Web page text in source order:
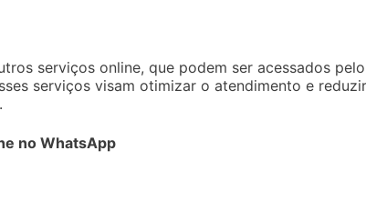
serviços online, que podem ser acessados pelo
serviços visam otimizar o atendimento e
no WhatsApp